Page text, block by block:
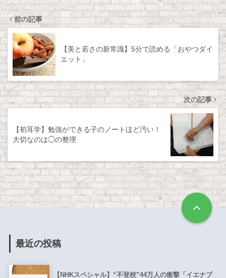
前の記事
【美と若さの新常識】5分で読める「おやつダイ
エット」
次の記事
【初耳学】勉強ができる子のノートほど汚い！
大切なのは◯の整理
最近の投稿
【NHKスペシャル】“不登校”44万人の衝撃「イエナプ